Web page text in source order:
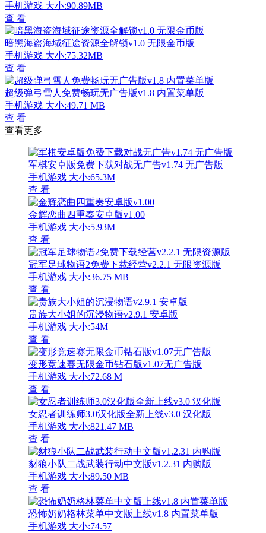
手机游戏 大小:90.89MB
查 看
暗黑海盗海域征途资源全解锁v1.0 无限金币版
手机游戏 大小:75.32MB
查 看
超级弹弓雪人免费畅玩无广告版v1.8 内置菜单版
手机游戏 大小:49.71 MB
查 看
查看更多
军棋安卓版免费下载对战无广告v1.74 无广告版
手机游戏 大小:65.3M
查 看
金辉恋曲四重奏安卓版v1.00
手机游戏 大小:5.93M
查 看
冠军足球物语2免费下载经营v2.2.1 无限资源版
手机游戏 大小:36.75 MB
查 看
贵族大小姐的沉浸物语v2.9.1 安卓版
手机游戏 大小:54M
查 看
变形竞速赛无限金币钻石版v1.07无广告版
手机游戏 大小:72.68 M
查 看
女忍者训练师3.0汉化版全新上线v3.0 汉化版
手机游戏 大小:821.47 MB
查 看
豺狼小队二战武装行动中文版v1.2.31 内购版
手机游戏 大小:89.50 MB
查 看
恐怖奶奶格林菜单中文版上线v1.8 内置菜单版
手机游戏 大小:74.57